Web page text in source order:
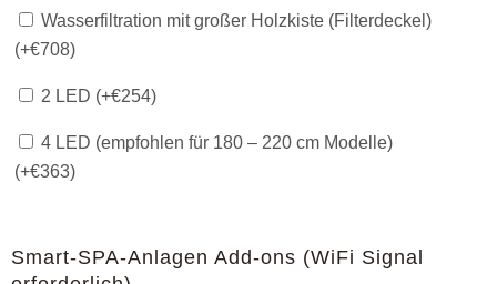
Wasserfiltration mit großer Holzkiste (Filterdeckel)
(+€708)
2 LED (+€254)
4 LED (empfohlen für 180 – 220 cm Modelle)
(+€363)
Smart-SPA-Anlagen Add-ons (WiFi Signal